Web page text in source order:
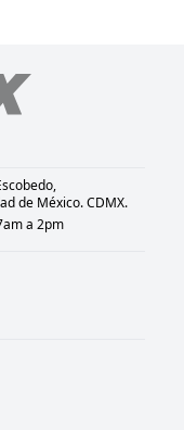
de México. CDMX.
a 2pm